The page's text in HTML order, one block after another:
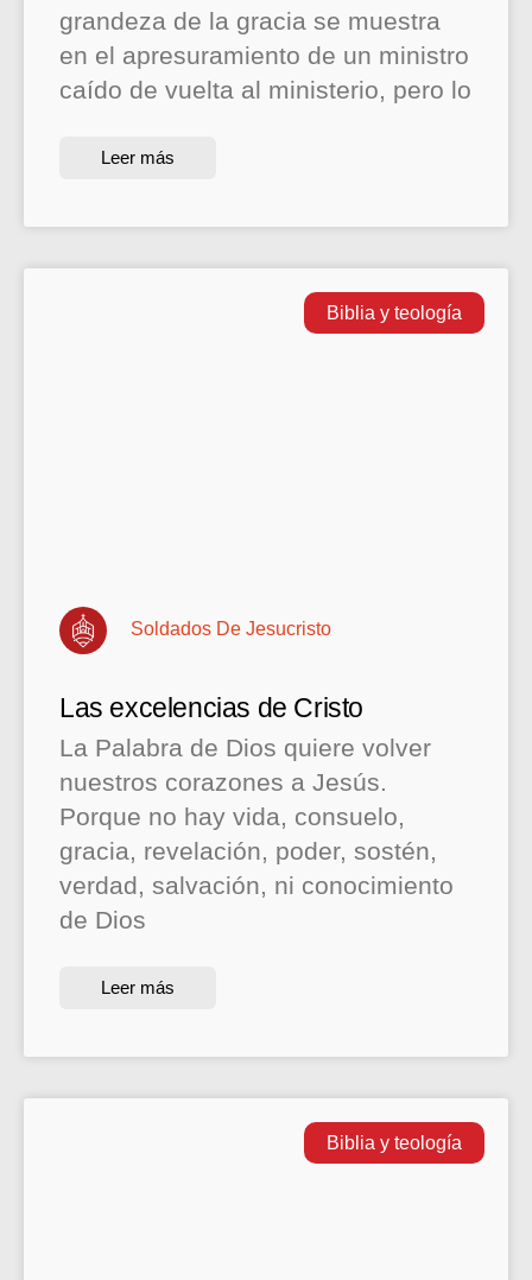
grandeza de la gracia se muestra
en el apresuramiento de un ministro
caído de vuelta al ministerio, pero lo
Leer más
Biblia y teología
Las excelencias de Cristo
La Palabra de Dios quiere volver
nuestros corazones a Jesús.
Porque no hay vida, consuelo,
gracia, revelación, poder, sostén,
verdad, salvación, ni conocimiento
de Dios
Leer más
Soldados De Jesucristo
Biblia y teología